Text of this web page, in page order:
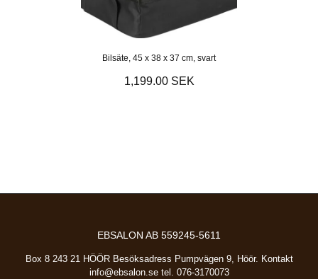
Bilsäte, 45 x 38 x 37 cm, svart
1,199.00 SEK
EBSALON AB 559245-5611
Box 8 243 21 HÖÖR Besöksadress Pumpvägen 9, Höör. Kontakt
info@ebsalon.setel. 076-3170073